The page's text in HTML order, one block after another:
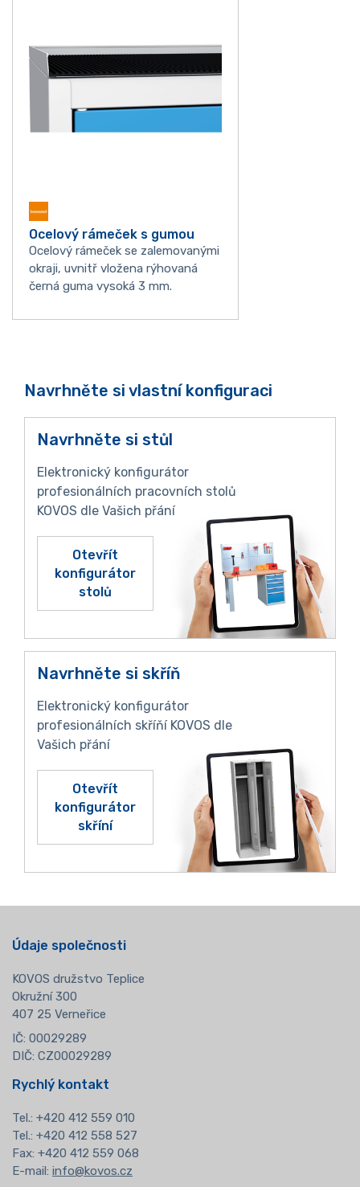
Ocelový rámeček s gumou
Ocelový rámeček se zalemovanými
okraji, uvnitř vložena rýhovaná
černá guma vysoká 3 mm.
Navrhněte si vlastní konfiguraci
Navrhněte si stůl
Elektronický konfigurátor
profesionálních pracovních stolů
KOVOS dle Vašich přání
Otevřít
konfigurátor
stolů
Navrhněte si skříň
Elektronický konfigurátor
profesionálních skříňí KOVOS dle
Vašich přání
Otevřít
konfigurátor
skříní
Údaje společnosti
KOVOS družstvo Teplice
Okružní 300
407 25 Verneřice
IČ: 00029289
DIČ: CZ00029289
Rychlý kontakt
Tel.: +420 412 559 010
Tel.: +420 412 558 527
Fax: +420 412 559 068
E-mail: info@kovos.cz